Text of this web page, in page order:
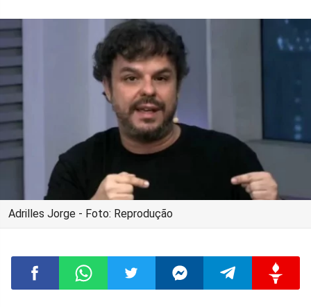
Adrilles Jorge - Foto: Reprodução